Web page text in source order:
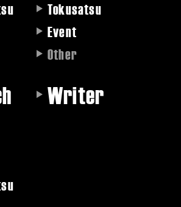
Tokusatsu
Event
Other
Writer